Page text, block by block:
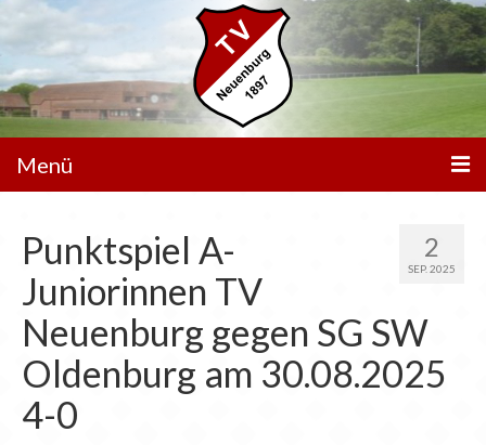
Menü
Spielbetrieb
Mannschaften
Walking Football
Sportanlagen
2
SEP. 2025
Punktspiel A-
Juniorinnen TV
Neuenburg gegen SG SW
Oldenburg am 30.08.2025
4-0